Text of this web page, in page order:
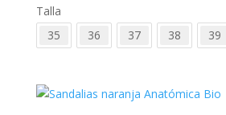
precio
original
precio
actual
Talla
35
36 37 38 39